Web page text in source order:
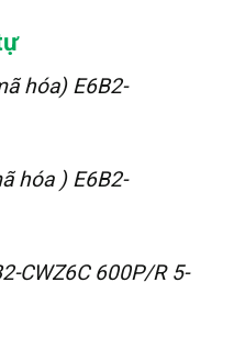
hóa) E6B2-
hóa ) E6B2-
CWZ6C 600P/R 5-